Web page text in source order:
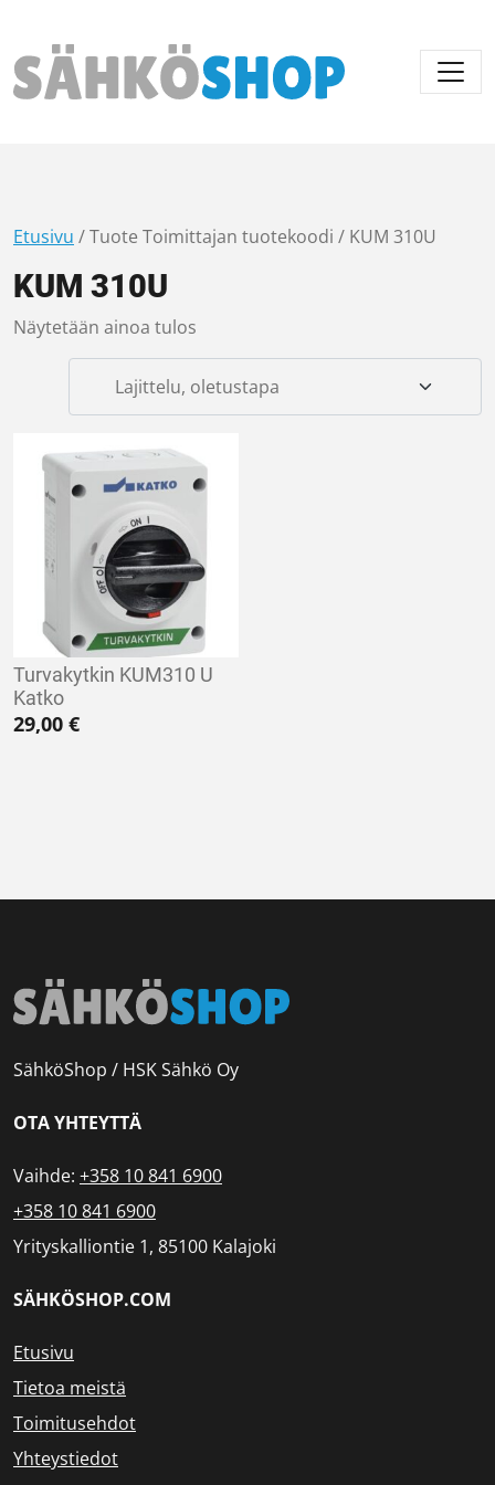
Päävalikko
Etusivu / Tuote Toimittajan tuotekoodi / KUM 310U
KUM 310U
Näytetään ainoa tulos
Turvakytkin KUM310 U
Katko
29,00 €
SähköShop / HSK Sähkö Oy
OTA YHTEYTTÄ
Vaihde: +358 10 841 6900
+358 10 841 6900
Yrityskalliontie 1, 85100 Kalajoki
SÄHKÖSHOP.COM
Etusivu
Tietoa meistä
Toimitusehdot
Yhteystiedot